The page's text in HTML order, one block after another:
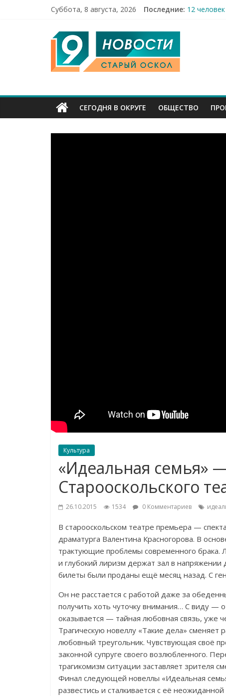
Суббота, 8 августа, 2026 Последние: 12
Праздник
9
Канал
Старый
Оскол
СЕГОДНЯ В ОКРУГЕ ОБЩЕСТВО
Культура
«Идеальная семья»
Старооскольского
26.10.2015 1534 0 Комментариев
В старооскольском театре премьера —
драматурга Валентина Красногорова. В
трактующие проблемы современного
и глубокий лиризм держат зал в
билеты были проданы ещё месяц назад. С
Он не расстается с работой даже за
получить хоть чуточку внимания… С виду —
оказывается — тайная любовная связь, уже
Трагическую новеллу «Такие дела» сменяет
любовный треугольник. Чувствующая своё
законной супруге своего возлюбленного.
трагикомизм ситуации заставляет зрителя
Финал следующей новеллы «Идеальная
развестись и сталкивается с её